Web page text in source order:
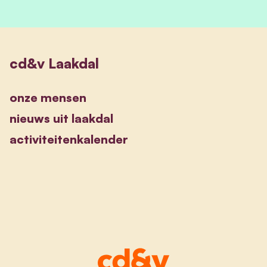
cd&v Laakdal
onze mensen
nieuws uit laakdal
activiteitenkalender